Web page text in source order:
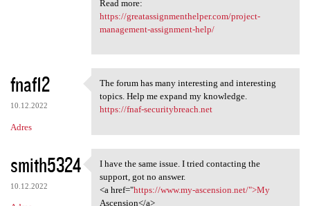
Read more:
https://greatassignmenthelper.com/project-
management-assignment-help/
fnaf12
10.12.2022
Adres
The forum has many
The forum has many interesting and interesting
topics. Help me expand my knowledge.
https://fnaf-securitybreach.net
smith5324
10.12.2022
I have the same issue. I
I have the same issue. I tried contacting the
support, got no answer.
<a href="https://www.my-ascension.net/">My
Ascension</a>